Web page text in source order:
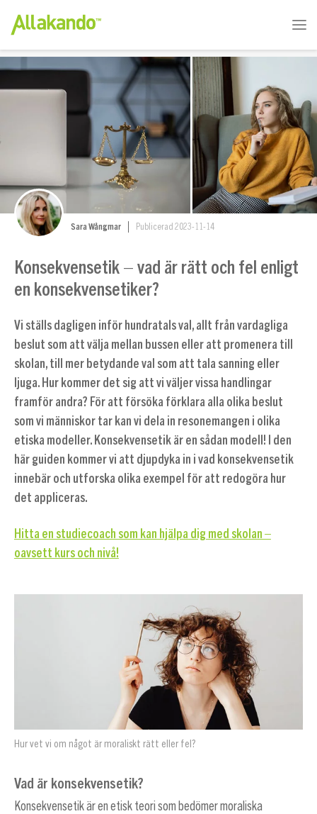
Sara Wångmar Publicerad 2023-11-14
Konsekvensetik – vad är rätt och fel enligt
en konsekvensetiker?
Vi ställs dagligen inför hundratals val, allt från vardagliga
beslut som att välja mellan bussen eller att promenera till
skolan, till mer betydande val som att tala sanning eller
ljuga. Hur kommer det sig att vi väljer vissa handlingar
framför andra? För att försöka förklara alla olika beslut
som vi människor tar kan vi dela in resonemangen i olika
etiska modeller. Konsekvensetik är en sådan modell! I den
här guiden kommer vi att djupdyka in i vad konsekvensetik
innebär och utforska olika exempel för att redogöra hur
det appliceras.
Hitta en studiecoach som kan hjälpa dig med skolan –
oavsett kurs och nivå!
Hur vet vi om något är moraliskt rätt eller fel?
Vad är konsekvensetik?
Konsekvensetik är en etisk teori som bedömer moraliska